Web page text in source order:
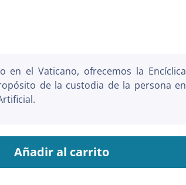
en el Vaticano, ofrecemos la Encíclica
de la custodia de la persona en
Añadir al carrito